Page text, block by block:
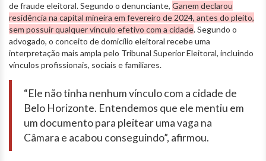
de fraude eleitoral. Segundo o denunciante, Ganem declarou
residência na capital mineira em fevereiro de 2024, antes do pleito,
sem possuir qualquer vínculo efetivo com a cidade. Segundo o
advogado, o conceito de domicílio eleitoral recebe uma
interpretação mais ampla pelo Tribunal Superior Eleitoral, incluindo
vínculos profissionais, sociais e familiares.
“Ele não tinha nenhum vínculo com a cidade de
Belo Horizonte. Entendemos que ele mentiu em
um documento para pleitear uma vaga na
Câmara e acabou conseguindo”, afirmou.